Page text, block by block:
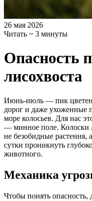
26 мая 2026
Читать ~ 3 минуты
Опасность
лисохвоста
Июнь-июль — пик
дорог и даже ухоженные
море колосьев. Для нас
— минное поле. Колоски
не безобидные растения,
сутки проникнуть
животного.
Механика
Чтобы понять опасность,